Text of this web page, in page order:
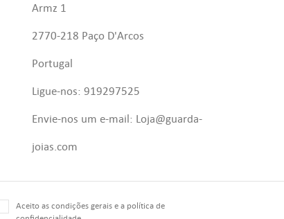
Armz 1
2770-218 Paço D'Arcos
Portugal
Ligue-nos: 919297525
Envie-nos um e-mail: Loja@guarda-
joias.com
Aceito as condições gerais e a política de